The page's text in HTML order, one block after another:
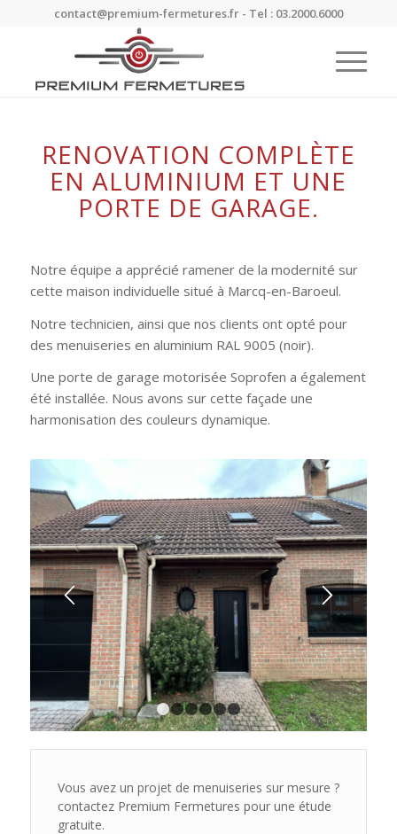
contact@premium-fermetures.fr - Tel : 03.2000.6000
RENOVATION COMPLÈTE
EN ALUMINIUM ET UNE
PORTE DE GARAGE.
Notre équipe a apprécié ramener de la modernité sur
cette maison individuelle situé à Marcq-en-Baroeul.
Notre technicien, ainsi que nos clients ont opté pour
des menuiseries en aluminium RAL 9005 (noir).
Une porte de garage motorisée Soprofen a également
été installée. Nous avons sur cette façade une
harmonisation des couleurs dynamique.
1 2 3 4 5 6
Vous avez un projet de menuiseries sur mesure ?
contactez Premium Fermetures pour une étude
gratuite.